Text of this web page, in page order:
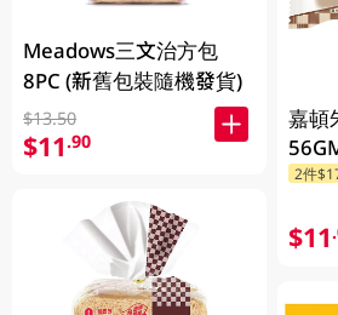
Meadows三文治方包
8PC (新舊包裝隨機發貨)
$13.50
$11.90
嘉頓
2件
$11